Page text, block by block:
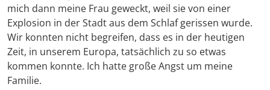
mich dann meine Frau geweckt, weil sie von einer
Explosion in der Stadt aus dem Schlaf gerissen wurde.
Wir konnten nicht begreifen, dass es in der heutigen
Zeit, in unserem Europa, tatsächlich zu so etwas
kommen konnte. Ich hatte große Angst um meine
Familie.